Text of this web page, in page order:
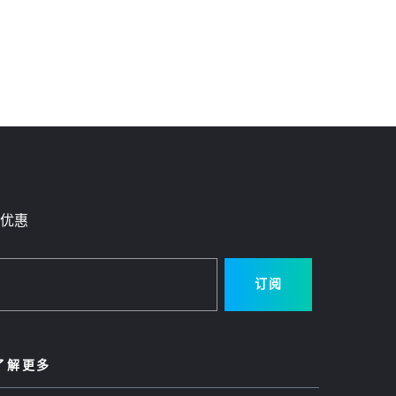
惠
订阅
解更多